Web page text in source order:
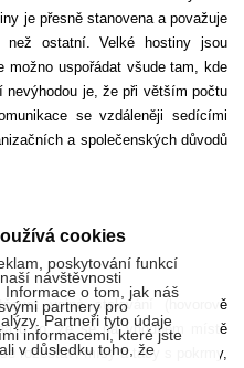
je přesně stanovena a považuje
ostatní. Velké hostiny jsou
možno uspořádat všude tam, kde
nevýhodou je, že při větším počtu
se vzdáleněji sedícími
a společenských důvodů
volné stolování (hovorově
o to, že se na vhodném místě
rozestaví mísy a tácy s pokrmy,
cookies
poskytování funkcí
návštěvnosti
o tom, jak náš
partnery pro
Partneři tyto údaje
informacemi, které jste
v důsledku toho, že